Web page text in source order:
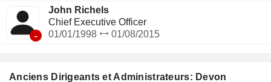
Anciens Dirigeants et Administrateurs: Devon
-
John Richels
Chief Executive Officer
01/01/1998
01/08/2015